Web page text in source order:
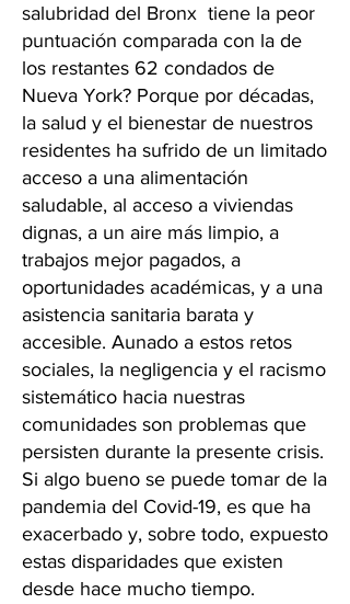
salubridad del Bronx tiene la peor
puntuación comparada con la de
los restantes 62 condados de
Nueva York? Porque por décadas,
la salud y el bienestar de nuestros
residentes ha sufrido de un limitado
acceso a una alimentación
saludable, al acceso a viviendas
dignas, a un aire más limpio, a
trabajos mejor pagados, a
oportunidades académicas, y a una
asistencia sanitaria barata y
accesible. Aunado a estos retos
sociales, la negligencia y el racismo
sistemático hacia nuestras
comunidades son problemas que
persisten durante la presente crisis.
Si algo bueno se puede tomar de la
pandemia del Covid-19, es que ha
exacerbado y, sobre todo, expuesto
estas disparidades que existen
desde hace mucho tiempo.